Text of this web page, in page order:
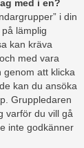
med i en?
i din
lämplig
kan kräva
med vara
genom att klicka
kan du ansöka
Gruppledaren
varför du vill gå
inte godkänner